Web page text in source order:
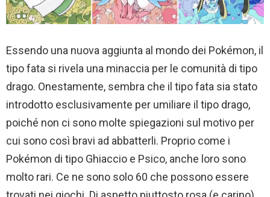
Essendo una nuova aggiunta al mondo dei Pokémon, il
tipo fata si rivela una minaccia per le comunità di tipo
drago. Onestamente, sembra che il tipo fata sia stato
introdotto esclusivamente per umiliare il tipo drago,
poiché non ci sono molte spiegazioni sul motivo per
cui sono così bravi ad abbatterli. Proprio come i
Pokémon di tipo Ghiaccio e Psico, anche loro sono
molto rari. Ce ne sono solo 60 che possono essere